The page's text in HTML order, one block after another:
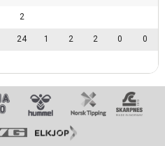
2
24 1 2 2 0 0